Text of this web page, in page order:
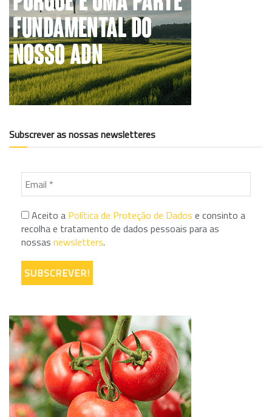
Subscrever as nossas newsletteres
Aceito a Política de Proteção de Dados e consinto a
recolha e tratamento de dados pessoais para as
nossas newsletters.